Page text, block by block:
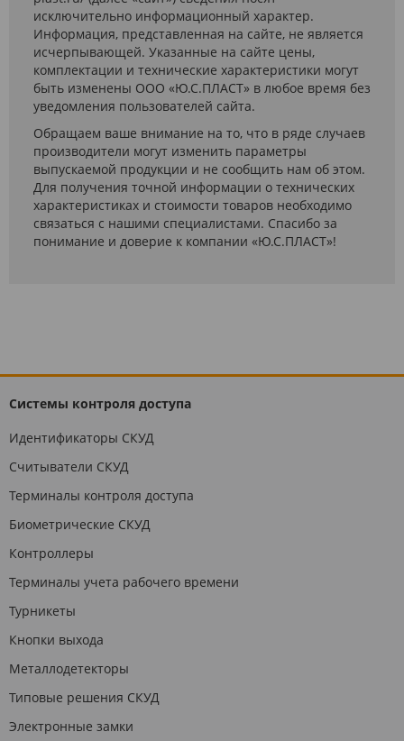
исключительно информационный характер.
Информация, представленная на сайте, не является
исчерпывающей. Указанные на сайте цены,
комплектации и технические характеристики могут
быть изменены ООО «Ю.С.ПЛАСТ» в любое время без
уведомления пользователей сайта.
Обращаем ваше внимание на то, что в ряде случаев
производители могут изменить параметры
выпускаемой продукции и не сообщить нам об этом.
Для получения точной информации о технических
характеристиках и стоимости товаров необходимо
связаться с нашими специалистами. Спасибо за
понимание и доверие к компании «Ю.С.ПЛАСТ»!
Системы контроля доступа
Идентификаторы СКУД
Считыватели СКУД
Терминалы контроля доступа
Биометрические СКУД
Контроллеры
Терминалы учета рабочего времени
Турникеты
Кнопки выхода
Металлодетекторы
Типовые решения СКУД
Электронные замки